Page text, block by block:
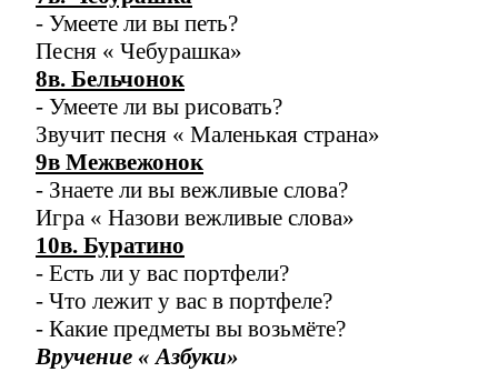
- Умеете ли вы петь?
Песня « Чебурашка»
8в. Бельчонок
- Умеете ли вы рисовать?
Звучит песня « Маленькая страна»
9в Межвежонок
- Знаете ли вы вежливые слова?
Игра « Назови вежливые слова»
10в. Буратино
- Есть ли у вас портфели?
- Что лежит у вас в портфеле?
- Какие предметы вы возьмёте?
Вручение « Азбуки»